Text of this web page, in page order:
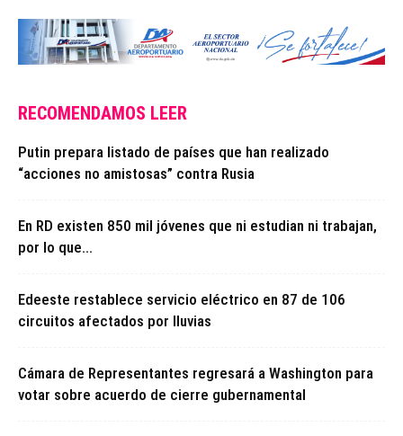
RECOMENDAMOS LEER
Putin prepara listado de países que han realizado
“acciones no amistosas” contra Rusia
En RD existen 850 mil jóvenes que ni estudian ni trabajan,
por lo que...
Edeeste restablece servicio eléctrico en 87 de 106
circuitos afectados por lluvias
Cámara de Representantes regresará a Washington para
votar sobre acuerdo de cierre gubernamental